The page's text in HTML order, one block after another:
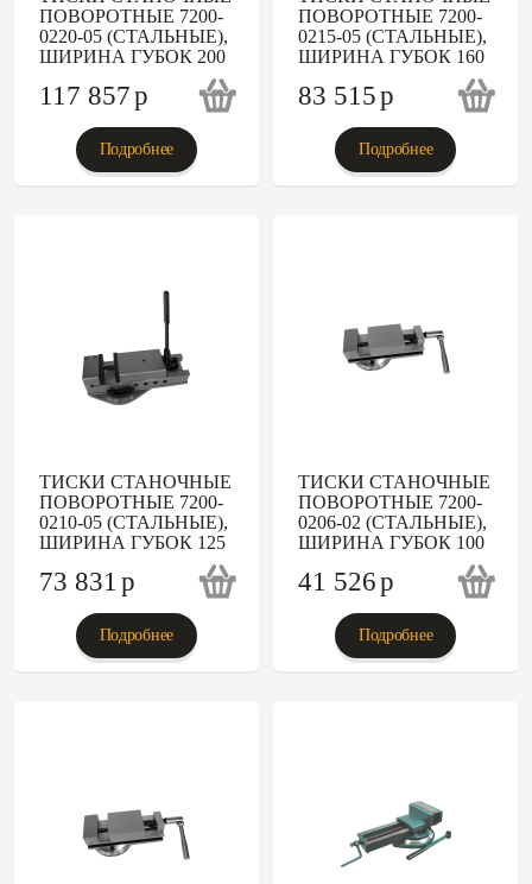
ПОВОРОТНЫЕ 7200-
0220-05 (СТАЛЬНЫЕ),
ШИРИНА ГУБОК 200
117 857p
Подробнее
ПОВОРОТНЫЕ 7200-
0215-05 (СТАЛЬНЫЕ),
ШИРИНА ГУБОК 160
83 515p
Подробнее
ТИСКИ СТАНОЧНЫЕ
ПОВОРОТНЫЕ 7200-
0210-05 (СТАЛЬНЫЕ),
ШИРИНА ГУБОК 125
73 831p
Подробнее
ТИСКИ СТАНОЧНЫЕ
ПОВОРОТНЫЕ 7200-
0206-02 (СТАЛЬНЫЕ),
ШИРИНА ГУБОК 100
41 526p
Подробнее